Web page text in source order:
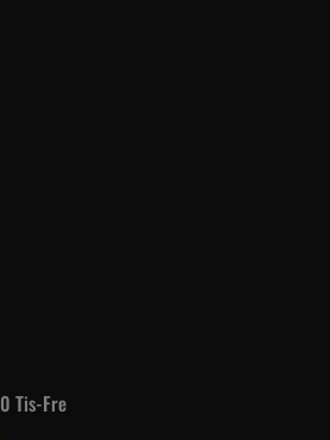
Tis-Fre